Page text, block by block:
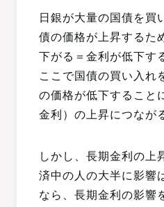
日銀が大量の国債を買
債の価格が上昇するた
下がる＝金利が低下す
ここで国債の買い入れ
の価格が低下すること
金利）の上昇につなが
しかし、長期金利の上
済中の人の大半に影響
なら、長期金利の影響